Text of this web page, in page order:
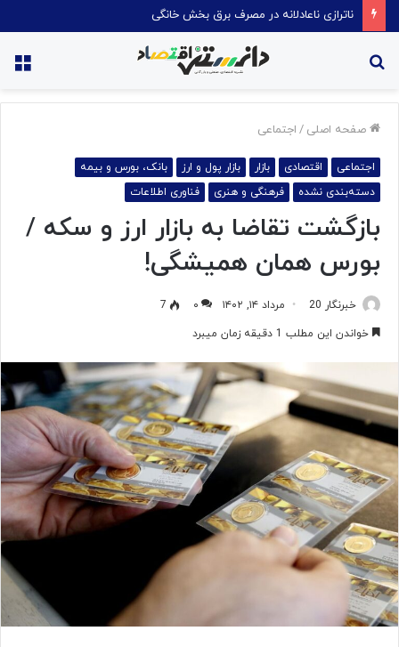
ناترازی ناعادلانه در مصرف برق بخش خانگی
صفحه اصلی / اجتماعی
اجتماعی اقتصادی بازار بازار پول و ارز
بانک، بورس و بیمه
دسته‌بندی نشده
فرهنگی و هنری فناوری اطلاعات
بازگشت تقاضا به بازار ارز و سکه /
بورس همان همیشگی!
خبرنگار 20 مرداد ۱۴, ۱۴۰۲ ۰
7
خواندن این مطلب 1 دقیقه زمان میبرد